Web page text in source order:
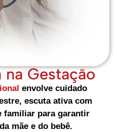
Gestação
envolve cuidado
escuta ativa com
familiar para garantir
mãe e do bebê.